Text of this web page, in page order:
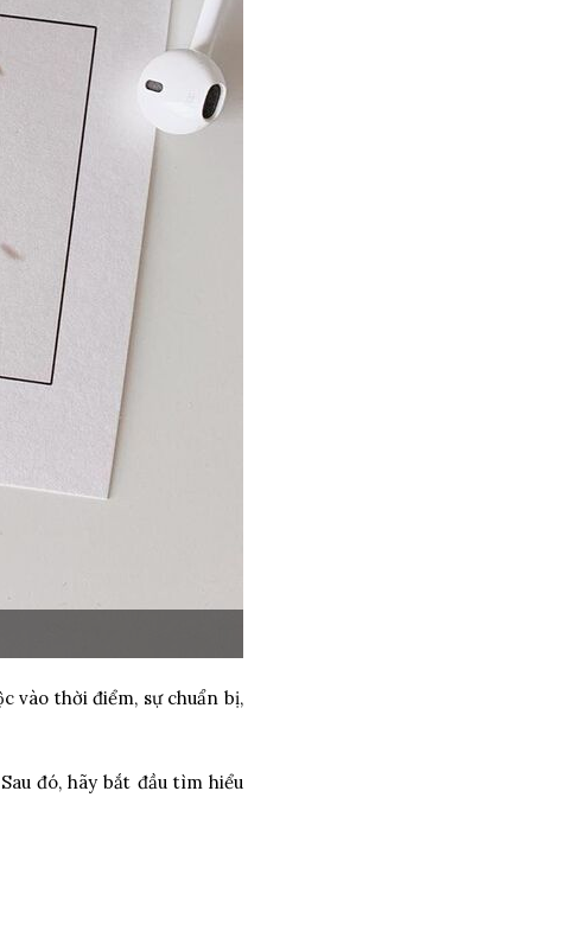
vào thời điểm, sự chuẩn bị,
đó, hãy bắt đầu tìm hiểu